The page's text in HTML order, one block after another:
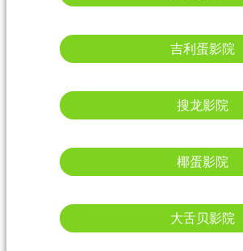
吉利蛋影院
搜龙影院
椰蛋影院
大舌贝影院